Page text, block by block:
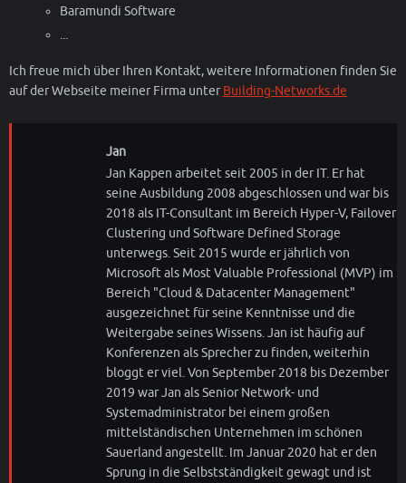
Baramundi Software
...
Ich freue mich über Ihren Kontakt, weitere Informationen finden Sie
auf der Webseite meiner Firma unter Building-Networks.de
Jan
Jan Kappen arbeitet seit 2005 in der IT. Er hat
seine Ausbildung 2008 abgeschlossen und war bis
2018 als IT-Consultant im Bereich Hyper-V, Failover
Clustering und Software Defined Storage
unterwegs. Seit 2015 wurde er jährlich von
Microsoft als Most Valuable Professional (MVP) im
Bereich "Cloud & Datacenter Management"
ausgezeichnet für seine Kenntnisse und die
Weitergabe seines Wissens. Jan ist häufig auf
Konferenzen als Sprecher zu finden, weiterhin
bloggt er viel. Von September 2018 bis Dezember
2019 war Jan als Senior Network- und
Systemadministrator bei einem großen
mittelständischen Unternehmen im schönen
Sauerland angestellt. Im Januar 2020 hat er den
Sprung in die Selbstständigkeit gewagt und ist